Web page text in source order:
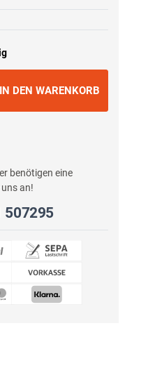
IN DEN WARENKORB
benötigen eine
an!
507295